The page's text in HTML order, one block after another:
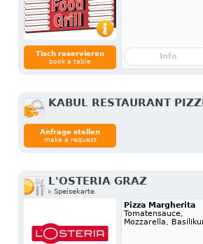
Tisch reservieren
book a table
Info
KABUL RESTAURANT
Anfrage stellen
make a request
L'OSTERIA GRAZ
▹ Speisekarte
Pizza Margherita
Tomatensauce,
Mozzarella,